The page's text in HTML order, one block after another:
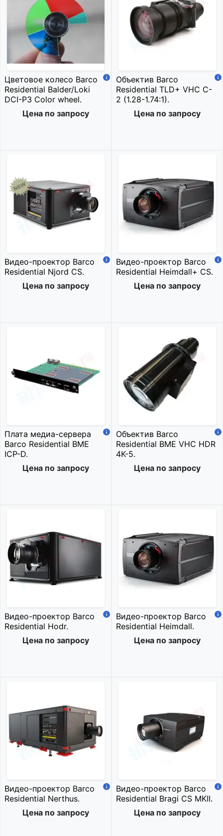
Цветовое колесо Barco
Residential Balder/Loki
DCI-P3 Color wheel.
Цена по запросу
Объектив Barco
Residential TLD+ VHC C-
2 (1.28-1.74:1).
Цена по запросу
Видео-проектор Barco
Residential Njord CS.
Цена по запросу
Видео-проектор Barco
Residential Heimdall+ CS.
Цена по запросу
Плата медиа-сервера
Barco Residential BME
ICP-D.
Цена по запросу
Объектив Barco
Residential BME VHC HDR
4K-5.
Цена по запросу
Видео-проектор Barco
Residential Hodr.
Цена по запросу
Видео-проектор Barco
Residential Heimdall.
Цена по запросу
Видео-проектор Barco
Residential Nerthus.
Цена по запросу
Видео-проектор Barco
Residential Bragi CS MKII.
Цена по запросу